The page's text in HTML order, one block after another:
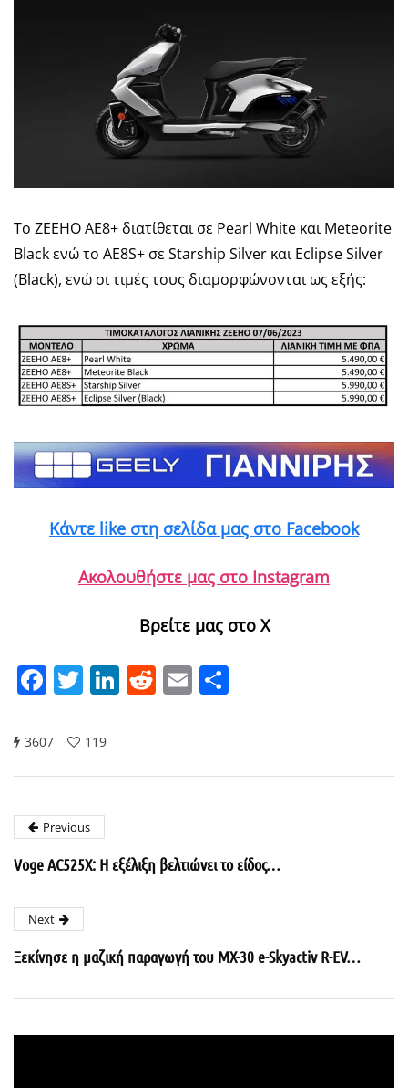
To ZEEHO AE8+ διατίθεται σε Pearl White και Meteorite
Black ενώ το AE8S+ σε Starship Silver και Eclipse Silver
(Black), ενώ οι τιμές τους διαμορφώνονται ως εξής:
Κάντε like στη σελίδα μας στο Facebook
Ακολουθήστε μας στο Instagram
Βρείτε μας στο X
Facebook
Twitter
LinkedIn
Reddit
Email
3607 119
Previous
Voge AC525X: H εξέλιξη βελτιώνει το είδος…
Next
Ξεκίνησε η μαζική παραγωγή του MX-30 e-Skyactiv R-EV…